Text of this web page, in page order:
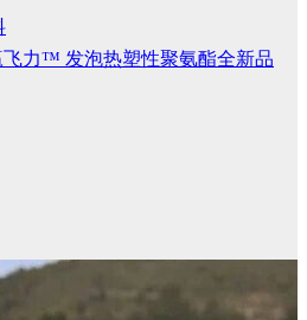
飞力™ 发泡热塑性聚氨酯全新品